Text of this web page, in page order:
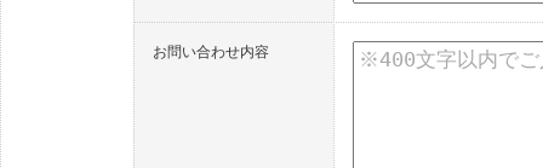
お問い合わせ内容